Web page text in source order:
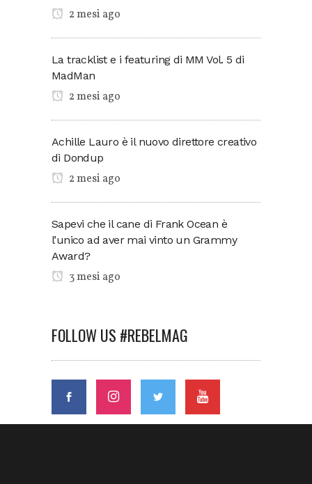
2 mesi ago
La tracklist e i featuring di MM Vol. 5 di
MadMan
2 mesi ago
Achille Lauro è il nuovo direttore creativo
di Dondup
2 mesi ago
Sapevi che il cane di Frank Ocean è
l’unico ad aver mai vinto un Grammy
Award?
3 mesi ago
FOLLOW US #REBELMAG